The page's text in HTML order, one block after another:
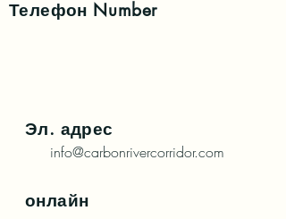
Телефон Number
Эл. адрес
info@carbonrivercorridor.com
онлайн